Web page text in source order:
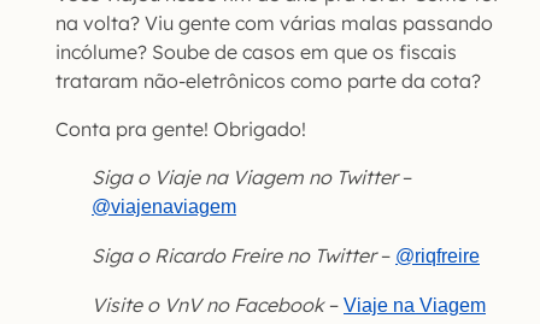
na volta? Viu gente com várias malas passando
incólume? Soube de casos em que os fiscais
trataram não-eletrônicos como parte da cota?
Conta pra gente! Obrigado!
Siga o Viaje na Viagem no Twitter–
@viajenaviagem
Siga o Ricardo Freire no Twitter– @riqfreire
Visite o VnV no Facebook– Viaje na Viagem